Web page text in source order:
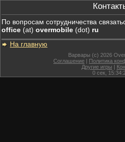
По вопросам сотрудничества
office (at) overmobile (dot) ru
На главную
Варвары (c) 2026
Соглашение | Политика
Другие игры |
0 сек,